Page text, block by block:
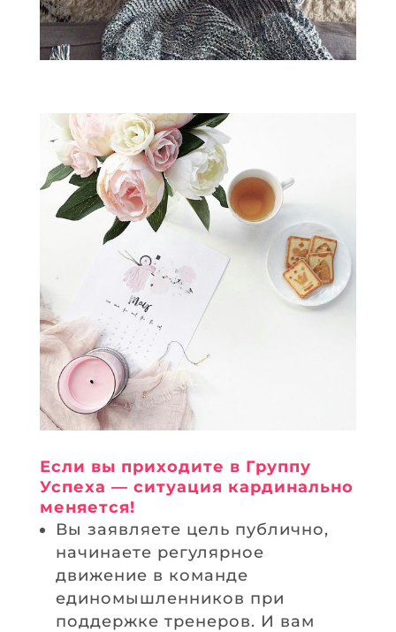
Если вы приходите в Группу
Успеха — ситуация кардинально
меняется!
Вы заявляете цель публично,
начинаете регулярное
движение в команде
единомышленников при
поддержке тренеров. И вам